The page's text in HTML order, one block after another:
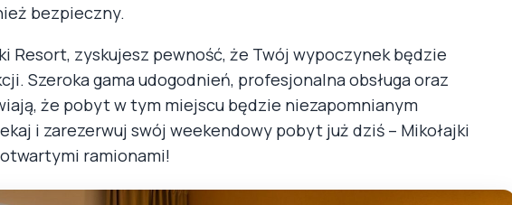
bezpieczny.
Resort, zyskujesz pewność, że Twój wypoczynek będzie
Szeroka gama udogodnień, profesjonalna obsługa oraz
że pobyt w tym miejscu będzie niezapomnianym
i zarezerwuj swój weekendowy pobyt już dziś – Mikołajki
ramionami!